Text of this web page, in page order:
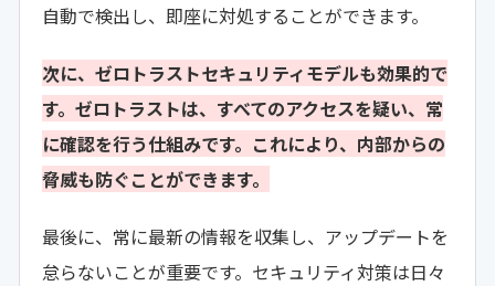
自動で検出し、即座に対処することができます。
次に、ゼロトラストセキュリティモデルも効果的で
す。ゼロトラストは、すべてのアクセスを疑い、常
に確認を行う仕組みです。これにより、内部からの
脅威も防ぐことができます。
最後に、常に最新の情報を収集し、アップデートを
怠らないことが重要です。セキュリティ対策は日々